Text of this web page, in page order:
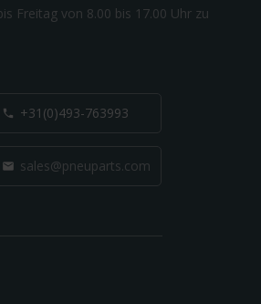
Freitag von 8.00 bis 17.00 Uhr zu
 +31(0)493-763993
 sales@pneuparts.com